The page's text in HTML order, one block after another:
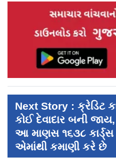
Next Story : ક્રેડિટ
કોઈ દેવાદાર બની
આ માણસ ૧૬૩૮ કાર્ડ્‍સ
એમાંથી કમાણી કરે છે